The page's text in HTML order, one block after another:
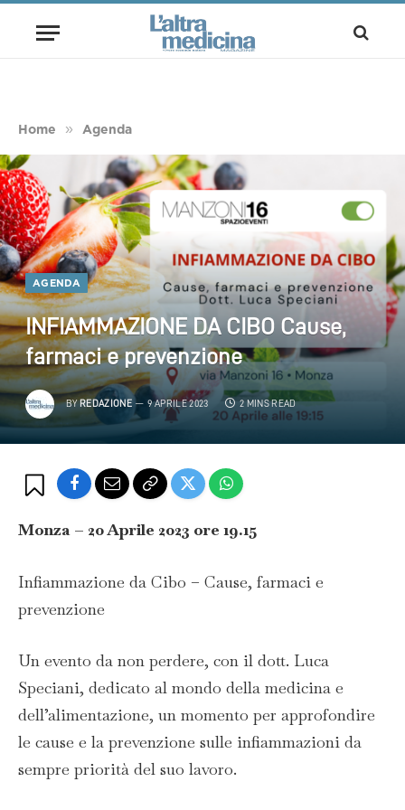
Home » Agenda
AGENDA
INFIAMMAZIONE DA CIBO Cause,
farmaci e prevenzione
BY REDAZIONE 9 APRILE 2023 2 MINS READ
Monza – 20 Aprile 2023 ore 19.15
Infiammazione da Cibo – Cause, farmaci e
prevenzione
Un evento da non perdere, con il dott. Luca
Speciani, dedicato al mondo della medicina e
dell’alimentazione, un momento per approfondire
le cause e la prevenzione sulle infiammazioni da
sempre priorità del suo lavoro.